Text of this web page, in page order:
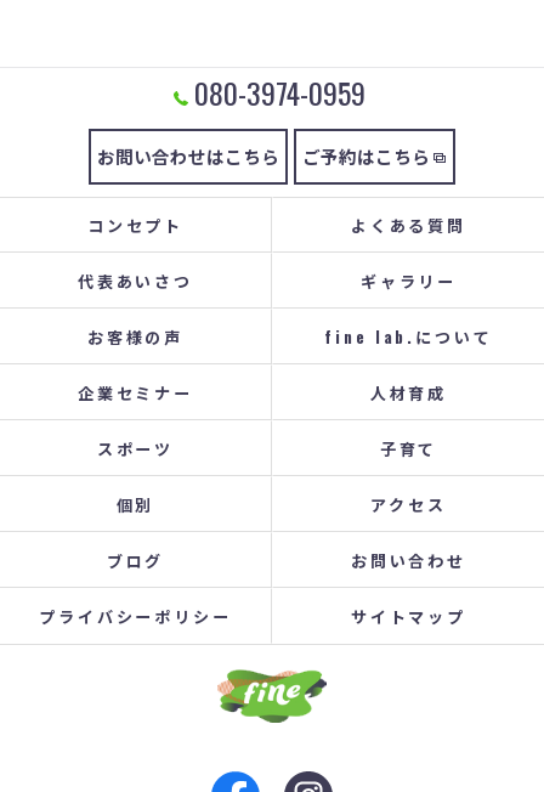
080-3974-0959
お問い合わせはこちら ご予約はこちら
コンセプト よくある質問
代表あいさつ ギャラリー
お客様の声 fine lab.について
企業セミナー 人材育成
スポーツ 子育て
個別 アクセス
ブログ お問い合わせ
プライバシーポリシー サイトマップ